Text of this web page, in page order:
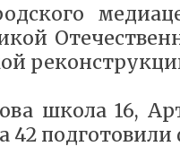
школа 16,